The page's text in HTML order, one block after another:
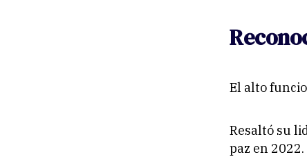
El alto
Resaltó su
paz en